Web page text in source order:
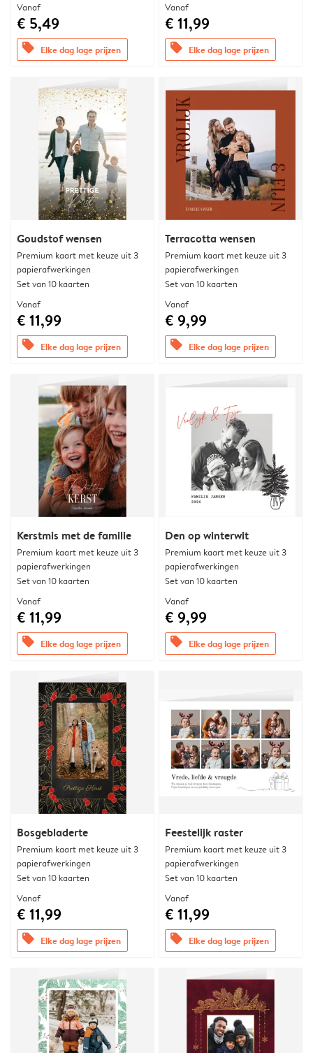
Vanaf
€ 5,49
offers Elke dag lage prijzen
Vanaf
€ 11,99
offers Elke dag lage prijzen
Goudstof wensen
Premium kaart met keuze uit 3
papierafwerkingen
Set van 10 kaarten
Vanaf
€ 11,99
offers Elke dag lage prijzen
Terracotta wensen
Premium kaart met keuze uit 3
papierafwerkingen
Set van 10 kaarten
Vanaf
€ 9,99
offers Elke dag lage prijzen
Kerstmis met de familie
Premium kaart met keuze uit 3
papierafwerkingen
Set van 10 kaarten
Vanaf
€ 11,99
offers Elke dag lage prijzen
Den op winterwit
Premium kaart met keuze uit 3
papierafwerkingen
Set van 10 kaarten
Vanaf
€ 9,99
offers Elke dag lage prijzen
Bosgebladerte
Premium kaart met keuze uit 3
papierafwerkingen
Set van 10 kaarten
Vanaf
€ 11,99
offers Elke dag lage prijzen
Feestelijk raster
Premium kaart met keuze uit 3
papierafwerkingen
Set van 10 kaarten
Vanaf
€ 11,99
offers Elke dag lage prijzen